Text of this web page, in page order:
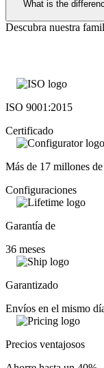
What is the
Descubra nuestra
ISO 9001:2015
Certificado
Más de 17 millones
Configuraciones
Garantía de
36 meses
Garantizado
Envíos en el mismo
Precios ventajosos